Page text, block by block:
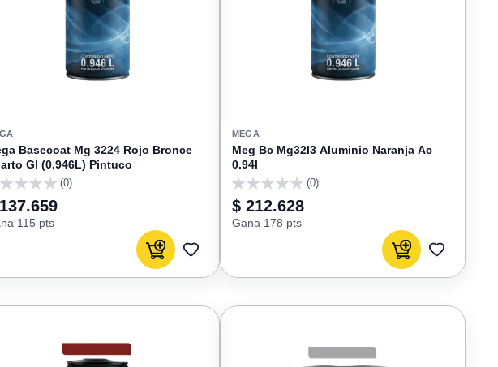
Basecoat Mg 3224 Rojo Bronce
Gl (0.946L) Pintuco
(0)
115 pts
Agregar al carrito
AGREGAR
FAVORITOS
MEGA
Meg Bc Mg32l3 Aluminio Naranja Ac
0.94l
(0)
$ 212.628
Gana 178 pts
Agregar al carrito
AGREGAR